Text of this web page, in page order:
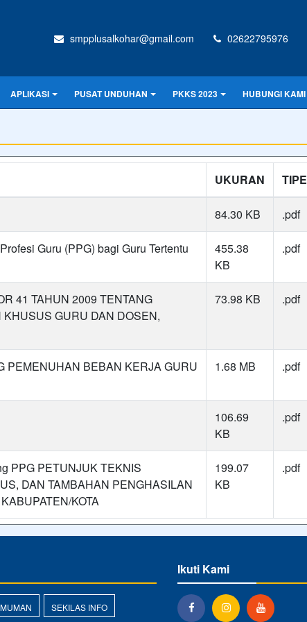
smpplusalkohar@gmail.com 02622795976
APLIKASI PUSAT UNDUHAN PKKS 2023 HUBUNGI KAMI
UKURAN TIPE
84.30 KB .pdf
Guru (PPG) bagi Guru Tertentu
455.38
KB
.pdf
41 TAHUN 2009 TENTANG
GURU DAN DOSEN,
73.98 KB .pdf
PEMENUHAN BEBAN KERJA GURU
1.68 MB .pdf
106.69
KB
.pdf
PPG PETUNJUK TEKNIS
DAN TAMBAHAN PENGHASILAN
KOTA
199.07
KB
.pdf
SEKILAS INFO
Ikuti Kami